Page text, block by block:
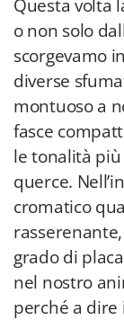
Questa volta
o non solo
scorgevamo
diverse
montuoso a
fasce
le tonalità
querce.
cromatico
grado di
nel nostro
perché a dire